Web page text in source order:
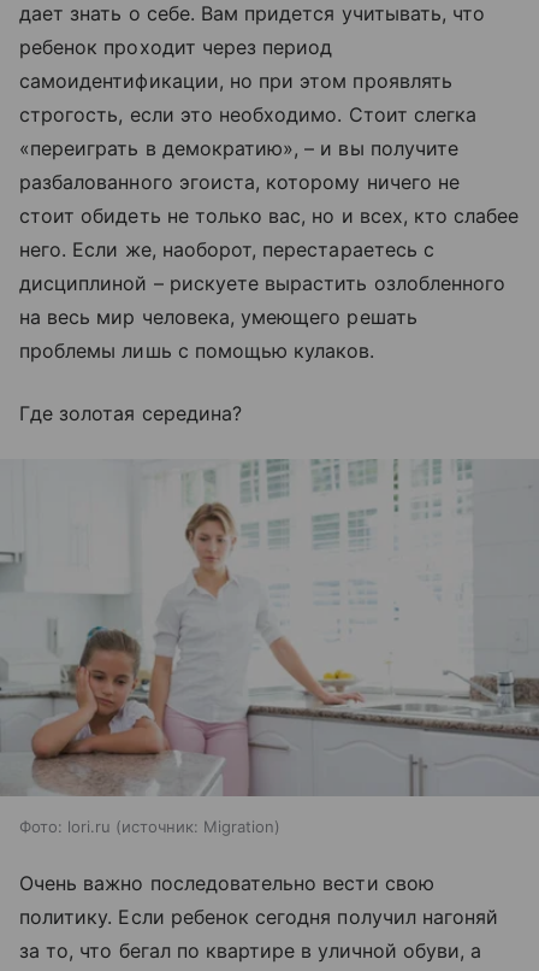
дает знать о себе. Вам придется учитывать, что
ребенок проходит через период
самоидентификации, но при этом проявлять
строгость, если это необходимо. Стоит слегка
«переиграть в демократию», – и вы получите
разбалованного эгоиста, которому ничего не
стоит обидеть не только вас, но и всех, кто слабее
него. Если же, наоборот, перестараетесь с
дисциплиной – рискуете вырастить озлобленного
на весь мир человека, умеющего решать
проблемы лишь с помощью кулаков.
Где золотая середина?
Фото: lori.ru источник: Migration
Очень важно последовательно вести свою
политику. Если ребенок сегодня получил нагоняй
за то, что бегал по квартире в уличной обуви, а